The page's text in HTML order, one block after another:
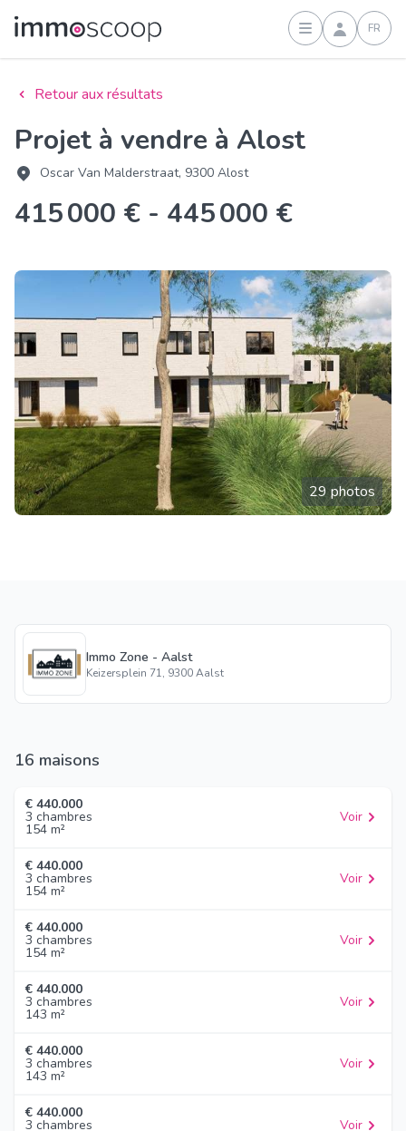
Connexion
FR
Retour aux résultats
Projet à vendre à Alost
Oscar Van Malderstraat, 9300 Alost
415 000 € - 445 000 €
29 photos
Immo Zone - Aalst
Keizersplein 71, 9300 Aalst
16 maisons
€ 440.000
3 chambres
154 m²
Voir
€ 440.000
3 chambres
154 m²
Voir
€ 440.000
3 chambres
154 m²
Voir
€ 440.000
3 chambres
143 m²
Voir
€ 440.000
3 chambres
143 m²
Voir
€ 440.000
3 chambres Voir